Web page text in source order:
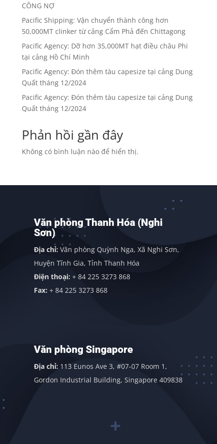
CÔNG NỢ
Pacific Shipping: Vận chuyển thành công hơn
50,000MT clinker từ cảng Cẩm Phả đến Chittagong
Pacific Agency: Dỡ hơn 35,000MT hạt điều châu Phi
tại cảng Hồ Chí Minh
Pacific Agency: Đón thêm tàu capesize tại cảng Dung
Quất tháng 12/2024
Pacific Agency: Đón thêm tàu capesize tại cảng Dung
Quất tháng 12/2024
Phản hồi gần đây
Không có bình luận nào để hiển thị.
Văn phòng Thanh Hóa (Nghi
Sơn)
Địa chỉ: Văn phòng Quỳnh Nga, Xã Nghi Sơn,
Huyện Tĩnh Gia, Tỉnh Thanh Hóa
Điện thoại: + 84 225 3273 868
Fax: + 84 225 3273 868
Văn phòng Singapore
Địa chỉ: 113 Eunos Ave 3, #07-07 Room 1,
Gordon Industrial Building, Singapore 409838